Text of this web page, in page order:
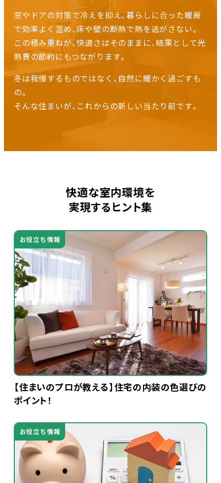
窓やドアの対策で冷えを抑え、暮らしに合った暖房
で効率よく温め、床や壁の断熱で熱を逃がさない。
この積み重ねが、快適さはそのままに、結果として光
熱費の節約にもつながります。
冬は我慢するものではなく、自然に暖かく過ごすも
の。
そんな住まいが、これからの新しい当たり前です。
快適な室内環境を
実現するヒント集
お役立ち情報
【住まいのプロが教える】住宅の内装の色選びの
ポイント！
お役立ち情報